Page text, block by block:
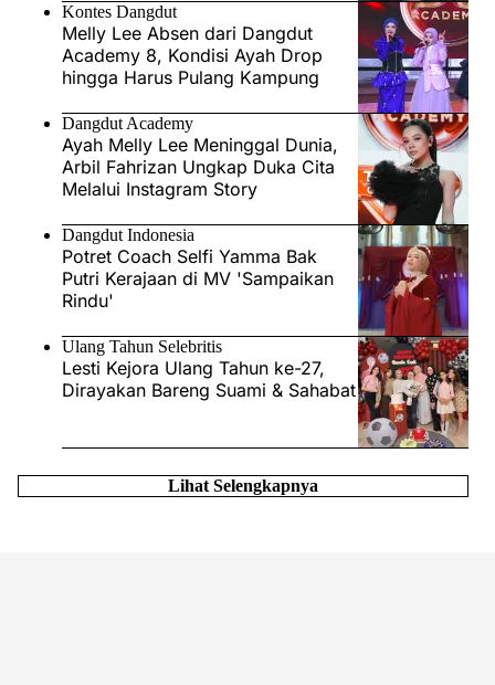
Kontes Dangdut
Melly Lee Absen dari Dangdut
Academy 8, Kondisi Ayah Drop
hingga Harus Pulang Kampung
Dangdut Academy
Ayah Melly Lee Meninggal Dunia,
Arbil Fahrizan Ungkap Duka Cita
Melalui Instagram Story
Dangdut Indonesia
Potret Coach Selfi Yamma Bak
Putri Kerajaan di MV 'Sampaikan
Rindu'
Ulang Tahun Selebritis
Lesti Kejora Ulang Tahun ke-27,
Dirayakan Bareng Suami & Sahabat
Lihat Selengkapnya